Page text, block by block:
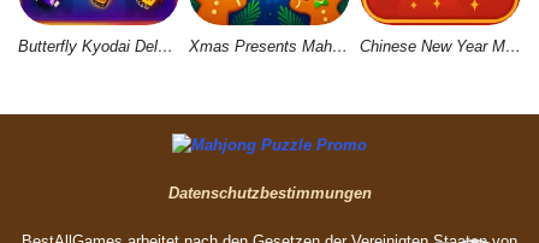
Butterfly Kyodai Deluxe 2 Xmas Presents Mahjong Chinese New Year Mahjong
Datenschutzbestimmungen